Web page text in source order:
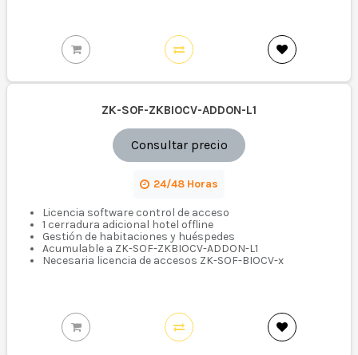
ZK-SOF-ZKBIOCV-ADDON-L1
Consultar precio
24/48 Horas
Licencia software control de acceso
1 cerradura adicional hotel offline
Gestión de habitaciones y huéspedes
Acumulable a ZK-SOF-ZKBIOCV-ADDON-L1
Necesaria licencia de accesos ZK-SOF-BIOCV-x